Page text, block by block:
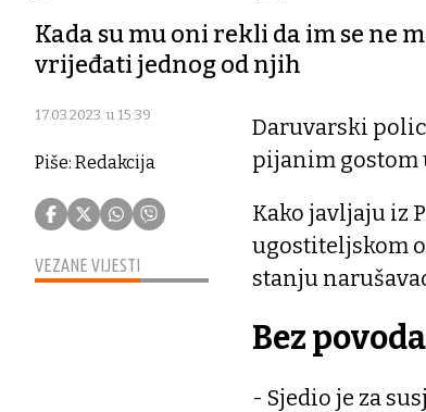
Kada su mu oni rekli da im se ne
vrijeđati jednog od njih
17.03.2023. u 15:39
Piše: Redakcija
VEZANE VIJESTI
Daruvarski
pijanim gostom
Kako javljaju iz
ugostiteljskom
stanju
Bez povoda
- Sjedio je za